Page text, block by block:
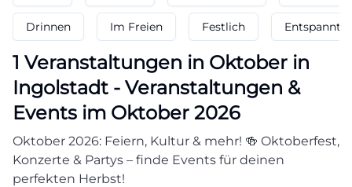
Drinnen Im Freien Festlich Entspannt
1 Veranstaltungen in Oktober in
Ingolstadt - Veranstaltungen &
Events im Oktober 2026
Oktober 2026: Feiern, Kultur & mehr! 🍻 Oktoberfest,
Konzerte & Partys – finde Events für deinen
perfekten Herbst!